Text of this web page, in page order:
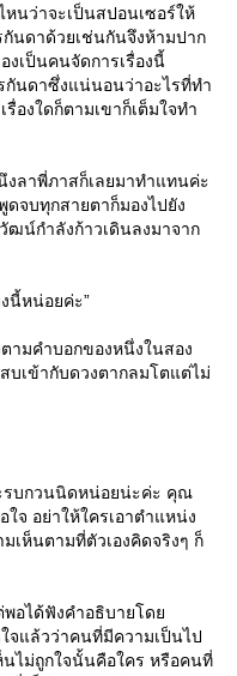
นว่าจะเป็นสปอนเซอร์ให้
กันดาด้วยเช่นกันจึงห้ามปาก
งเป็นคนจัดการเรื่องนี้
กันดาซึ่งแน่นอนว่าอะไรที่ทำ
องใดก็ตามเขาก็เต็มใจทำ
ลาพี่ภาสก็เลยมาทำแทนค่ะ
จบทุกสายตาก็มองไปยัง
ฒน์กำลังก้าวเดินลงมาจาก
นี้หน่อยค่ะ”
ามคำบอกของหนึ่งในสอง
บเข้ากับดวงตากลมโตแต่ไม่
รบกวนนิดหน่อยน่ะค่ะ คุณ
จ อย่าให้ใครเอาตำแหน่ง
ห็นตามที่ตัวเองคิดจริงๆ ก็
อได้ฟังคำอธิบายโดย
จแล้วว่าคนที่มีความเป็นไป
นไม่ถูกใจนั้นคือใคร หรือคนที่